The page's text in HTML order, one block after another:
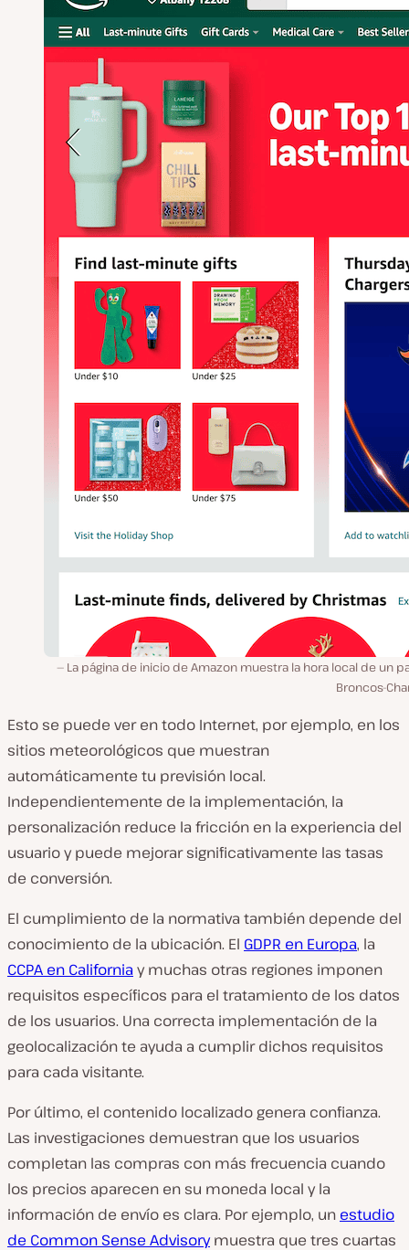
La página de inicio de Amazon muestra la hora local de un
Broncos-
Esto se puede ver en todo Internet, por ejemplo, en los
sitios meteorológicos que muestran
automáticamente tu previsión local.
Independientemente de la implementación, la
personalización reduce la fricción en la experiencia del
usuario y puede mejorar significativamente las tasas
de conversión.
El cumplimiento de la normativa también depende del
conocimiento de la ubicación. El GDPR en Europa, la
CCPA en Californiay muchas otras regiones imponen
requisitos específicos para el tratamiento de los datos
de los usuarios. Una correcta implementación de la
geolocalización te ayuda a cumplir dichos requisitos
para cada visitante.
Por último, el contenido localizado genera confianza.
Las investigaciones demuestran que los usuarios
completan las compras con más frecuencia cuando
los precios aparecen en su moneda local y la
información de envío es clara. Por ejemplo, un estudio
de Common Sense Advisorymuestra que tres cuartas